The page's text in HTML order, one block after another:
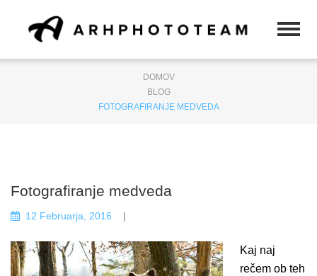
DOMOV
BLOG
FOTOGRAFIRANJE MEDVEDA
Fotografiranje medveda
12 Februarja, 2016
Kaj naj
rečem ob teh